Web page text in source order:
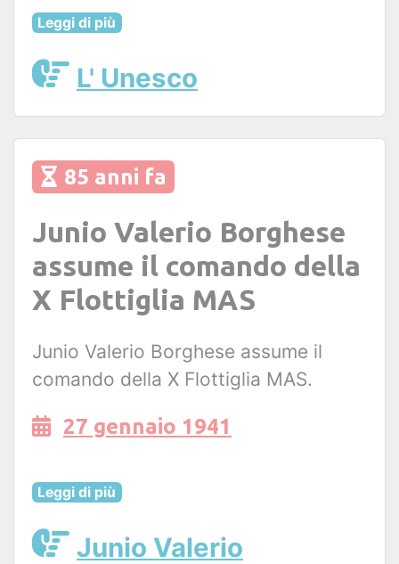
Leggi di più
L' Unesco
85 anni fa
Junio Valerio Borghese
assume il comando della
X Flottiglia MAS
Junio Valerio Borghese assume il
comando della X Flottiglia MAS.
27 gennaio 1941
Leggi di più
Junio Valerio